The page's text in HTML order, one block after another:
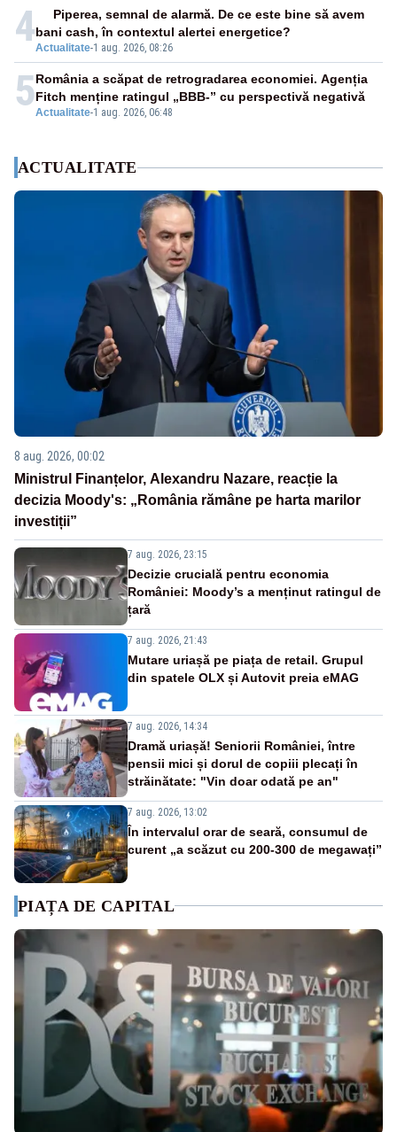
4Actualitate-1 aug. 2026, 08:26
Piperea, semnal de alarmă. De ce este bine să avem
bani cash, în contextul alertei energetice?
5Actualitate-1 aug. 2026, 06:48
România a scăpat de retrogradarea economiei. Agenția
Fitch menține ratingul „BBB-” cu perspectivă negativă
ACTUALITATE
8 aug. 2026, 00:02
Ministrul Finanțelor, Alexandru Nazare, reacție la
decizia Moody's: „România rămâne pe harta marilor
investiții”
7 aug. 2026, 23:15
Decizie crucială pentru economia
României: Moody’s a menținut ratingul de
țară
7 aug. 2026, 21:43
Mutare uriașă pe piața de retail. Grupul
din spatele OLX și Autovit preia eMAG
7 aug. 2026, 14:34
Dramă uriașă! Seniorii României, între
pensii mici și dorul de copiii plecați în
străinătate: "Vin doar odată pe an"
7 aug. 2026, 13:02
În intervalul orar de seară, consumul de
curent „a scăzut cu 200-300 de megawați”
PIAȚA DE CAPITAL